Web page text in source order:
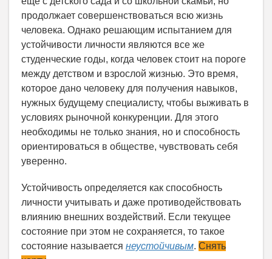
продолжает совершенствоваться всю жизнь
человека. Однако решающим испытанием для
устойчивости личности являются все же
студенческие годы, когда человек стоит на пороге
между детством и взрослой жизнью. Это время,
которое дано человеку для получения навыков,
нужных будущему специалисту, чтобы выживать в
условиях рыночной конкуренции. Для этого
необходимы не только знания, но и способность
ориентироваться в обществе, чувствовать себя
уверенно.
Устойчивость определяется как способность
личности учитывать и даже противодействовать
влиянию внешних воздействий. Если текущее
состояние при этом не сохраняется, то такое
состояние называется неустойчивым. Снять